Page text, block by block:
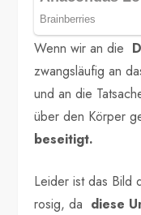
Wenn wir an die
zwangsläufig an
und an die
über den Körper
beseitigt.
Leider ist das Bild
rosig, da diese